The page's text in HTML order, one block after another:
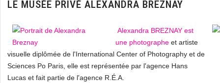
LE MUSÉE PRIVÉ ALEXANDRA BREZNAY
Alexandra BREZNAY est
une photographe et artiste
visuelle diplômée de l'International Center of Photography et de
Sciences Po Paris, elle est représentée par l'agence Hans
Lucas et fait partie de l'agence R.É.A.